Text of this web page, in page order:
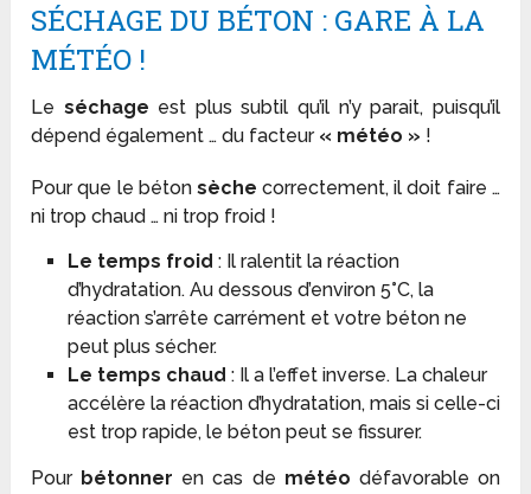
SÉCHAGE DU BÉTON : GARE À LA
MÉTÉO !
Le séchage est plus subtil qu’il n’y parait, puisqu’il
dépend également … du facteur « météo » !
Pour que le béton sèche correctement, il doit faire …
ni trop chaud … ni trop froid !
Le temps froid : Il ralentit la réaction
d’hydratation. Au dessous d’environ 5°C, la
réaction s’arrête carrément et votre béton ne
peut plus sécher.
Le temps chaud : Il a l’effet inverse. La chaleur
accélère la réaction d’hydratation, mais si celle-ci
est trop rapide, le béton peut se fissurer.
Pour bétonner en cas de météo défavorable on